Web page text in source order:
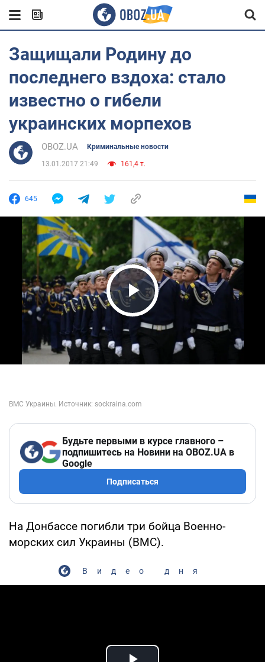
Защищали Родину до
последнего вздоха: стало
известно о гибели
украинских морпехов
OBOZ.UA Криминальные новости
13.01.2017 21:49 161,4 т.
645
Play Video
Будьте первыми в курсе главного –
подпишитесь на Новини на OBOZ.UA в
Google
Подписаться
На Донбассе погибли три бойца Военно-
морских сил Украины (ВМС).
Видео дня